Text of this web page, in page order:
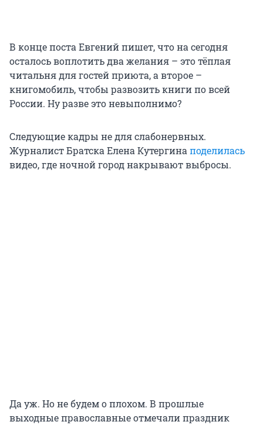
В конце поста Евгений пишет, что на сегодня
осталось воплотить два желания – это тёплая
читальня для гостей приюта, а второе –
книгомобиль, чтобы развозить книги по всей
России. Ну разве это невыполнимо?
Следующие кадры не для слабонервных.
Журналист Братска Елена Кутергина поделилась
видео, где ночной город накрывают выбросы.
Да уж. Но не будем о плохом. В прошлые
выходные православные отмечали праздник